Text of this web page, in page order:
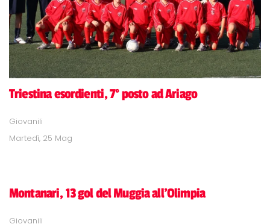
Triestina esordienti, 7° posto ad Ariago
Giovanili
Martedì, 25 Mag
Montanari, 13 gol del Muggia all'Olimpia
Giovanili